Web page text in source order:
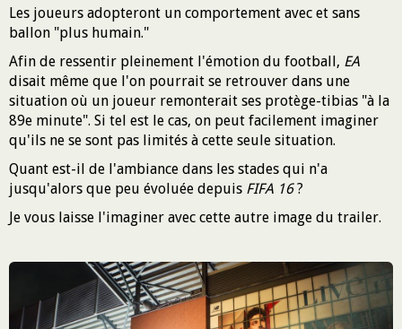
Les joueurs adopteront un comportement avec et sans
ballon "plus humain."
Afin de ressentir pleinement l'émotion du football, EA
disait même que l'on pourrait se retrouver dans une
situation où un joueur remonterait ses protège-tibias "à la
89e minute". Si tel est le cas, on peut facilement imaginer
qu'ils ne se sont pas limités à cette seule situation.
Quant est-il de l'ambiance dans les stades qui n'a
jusqu'alors que peu évoluée depuis FIFA 16?
Je vous laisse l'imaginer avec cette autre image du trailer.